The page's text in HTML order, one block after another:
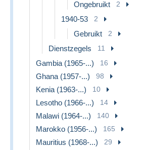
Ongebruikt 2
1940-53 2
Gebruikt 2
Dienstzegels 11
Gambia (1965-...) 16
Ghana (1957-...) 98
Kenia (1963-...) 10
Lesotho (1966-...) 14
Malawi (1964-...) 140
Marokko (1956-...) 165
Mauritius (1968-...) 29